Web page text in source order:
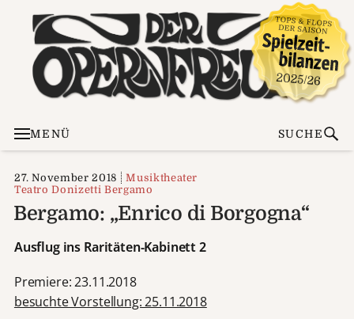
MENÜ SUCHE
27. November 2018
Musiktheater
Teatro Donizetti Bergamo
Bergamo: „Enrico di Borgogna“
Ausflug ins Raritäten-Kabinett 2
Premiere: 23.11.2018
besuchte Vorstellung: 25.11.2018